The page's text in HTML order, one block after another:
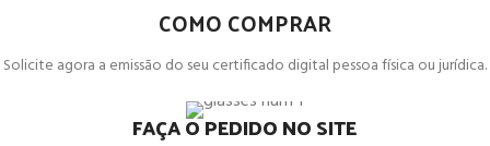
COMO COMPRAR
Solicite agora a emissão do seu certificado digital pessoa física ou jurídica.
FAÇA O PEDIDO NO SITE